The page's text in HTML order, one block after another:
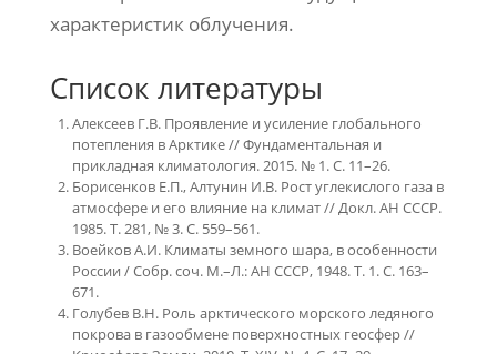
характеристик облучения.
Список литературы
Алексеев Г.В. Проявление и усиление глобального
потепления в Арктике // Фундаментальная и
прикладная климатология. 2015. № 1. С. 11–26.
Борисенков Е.П., Алтунин И.В. Рост углекислого газа в
атмосфере и его влияние на климат // Докл. АН СССР.
1985. Т. 281, № 3. С. 559–561.
Воейков А.И. Климаты земного шара, в особенности
России / Собр. соч. М.–Л.: АН СССР, 1948. Т. 1. С. 163–
671.
Голубев В.Н. Роль арктического морского ледяного
покрова в газообмене поверхностных геосфер //